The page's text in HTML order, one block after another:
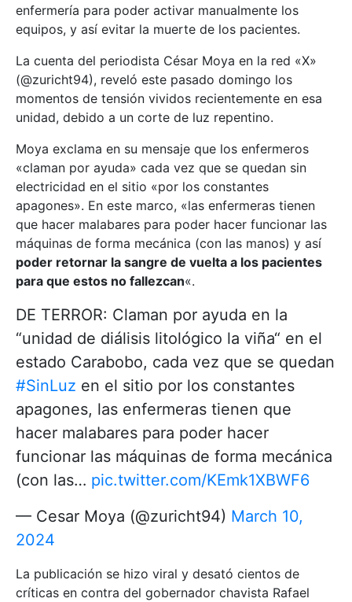
enfermería para poder activar manualmente los
equipos, y así evitar la muerte de los pacientes.
La cuenta del periodista César Moya en la red «X»
(@zuricht94), reveló este pasado domingo los
momentos de tensión vividos recientemente en esa
unidad, debido a un corte de luz repentino.
Moya exclama en su mensaje que los enfermeros
«claman por ayuda» cada vez que se quedan sin
electricidad en el sitio «por los constantes
apagones». En este marco, «las enfermeras tienen
que hacer malabares para poder hacer funcionar las
máquinas de forma mecánica (con las manos) y así
poder retornar la sangre de vuelta a los pacientes
para que estos no fallezcan«.
DE TERROR: Claman por ayuda en la
“unidad de diálisis litológico la viña“ en el
estado Carabobo, cada vez que se quedan
#SinLuz en el sitio por los constantes
apagones, las enfermeras tienen que
hacer malabares para poder hacer
funcionar las máquinas de forma mecánica
(con las… pic.twitter.com/KEmk1XBWF6
— Cesar Moya (@zuricht94) March 10,
2024
La publicación se hizo viral y desató cientos de
críticas en contra del gobernador chavista Rafael